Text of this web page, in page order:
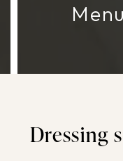
Dressing